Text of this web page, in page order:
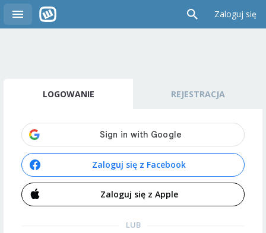
Zaloguj się
LOGOWANIE REJESTRACJA
Zaloguj się z Facebook
Zaloguj się z Apple
LUB